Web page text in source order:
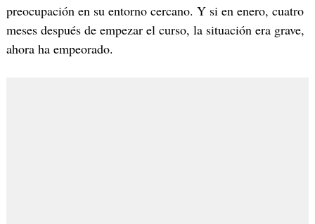
preocupación en su entorno cercano. Y si en enero, cuatro
meses después de empezar el curso, la situación era grave,
ahora ha empeorado.